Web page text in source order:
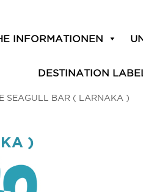
INFORMATIONEN
DESTINATION
SEAGULL BAR ( LARNAKA )
)